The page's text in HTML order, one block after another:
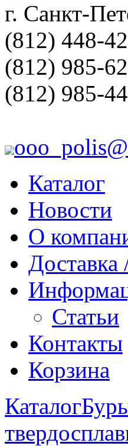
г. Санкт-
(812) 448-
(812) 985-
(812) 985-
Каталог
Новости
О
Доставка
Статьи
Контакты
Корзина
Каталог